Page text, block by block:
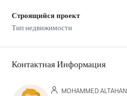
Строящийся проект
Тип недвижимости
Контактная Информация
MOHAMMED ALTAHAN